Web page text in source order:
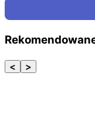
< >